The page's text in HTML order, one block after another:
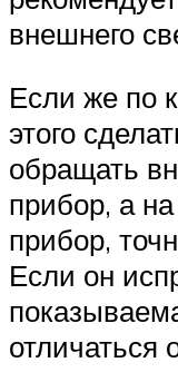
внешнего
Если же по
этого
обращать
прибор, а
прибор,
Если он
отличаться